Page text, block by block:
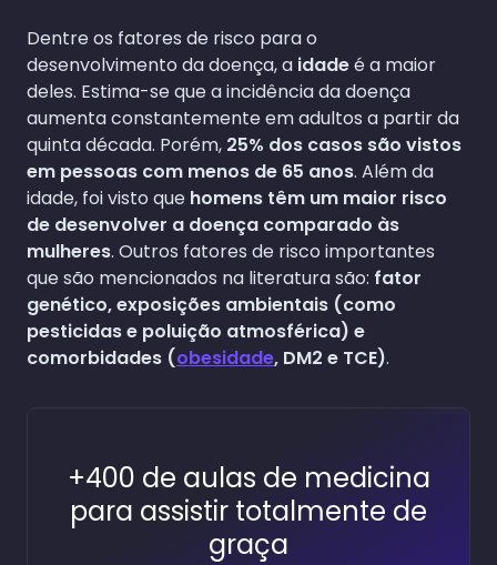
Dentre os fatores de risco para o
desenvolvimento da doença, a idadeé a maior
deles. Estima-se que a incidência da doença
aumenta constantemente em adultos a partir da
quinta década. Porém, 25% dos casos são vistos
em pessoas com menos de 65 anos. Além da
idade, foi visto que homens têm um maior risco
de desenvolver a doença comparado às
mulheres. Outros fatores de risco importantes
que são mencionados na literatura são: fator
genético, exposições ambientais (como
pesticidas e poluição atmosférica) e
comorbidades (obesidade, DM2 e TCE).
+400 de aulas de medicina
para assistir totalmente de
graça